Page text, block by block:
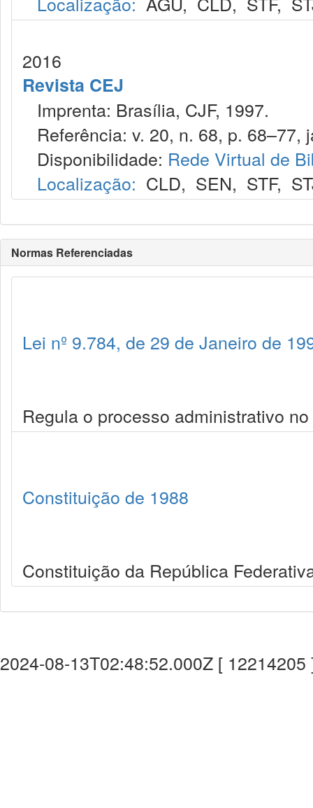
2016
Revista CEJ
Imprenta: Brasília, CJF, 1997.
Referência: v. 20, n. 68, p. 68–77,
Disponibilidade: Rede Virtual de
Localização: CLD, SEN, STF,
Normas Referenciadas
Lei nº 9.784, de 29 de Janeiro de
Regula o processo administrativo
Constituição de 1988
Constituição da República
2024-08-13T02:48:52.000Z [ 12214205